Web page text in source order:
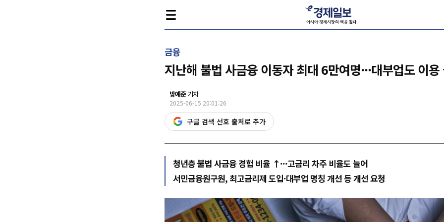
금융
지난해 불법 사금융 이동자 최대 6만여명···대부업도 이용
방예준기자
2025-06-15 20:01:26
구글 검색 선호 출처로 추가
청년층 불법 사금융 경험 비율 ↑···고금리 차주 비율도 늘어
서민금융원구원, 최고금리제 도입·대부업 명칭 개선 등 개선 요청